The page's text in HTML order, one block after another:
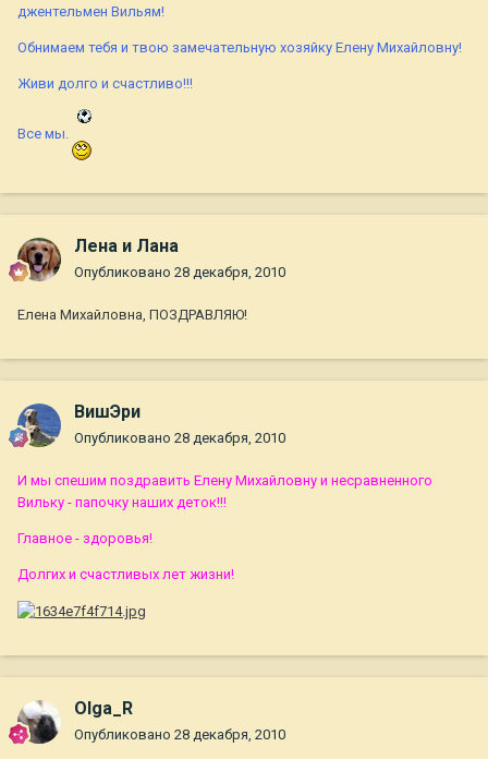
джентельмен Вильям!
Обнимаем тебя и твою замечательную хозяйку Елену Михайловну!
Живи долго и счастливо!!!
Все мы.
Лена и Лана
Опубликовано 28 декабря, 2010
Елена Михайловна, ПОЗДРАВЛЯЮ!
ВишЭри
Опубликовано 28 декабря, 2010
И мы спешим поздравить Елену Михайловну и несравненного
Вильку - папочку наших деток!!!
Главное - здоровья!
Долгих и счастливых лет жизни!
Olga_R
Опубликовано 28 декабря, 2010